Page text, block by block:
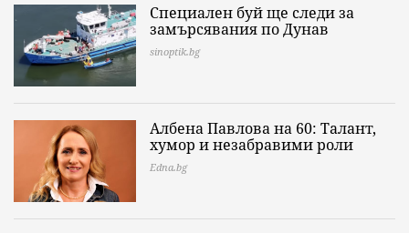
Специален буй ще следи за
замърсявания по Дунав
sinoptik.bg
Албена Павлова на 60: Талант,
хумор и незабравими роли
Edna.bg